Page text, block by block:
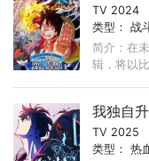
TV 2024
类型：战
简介：在
辑，将以
我独自
TV 2025
类型：热